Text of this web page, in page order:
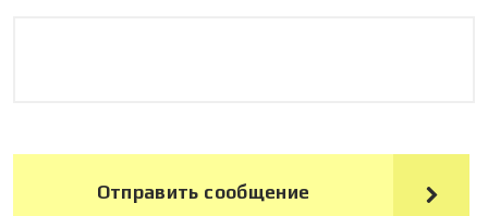
Отправить сообщение